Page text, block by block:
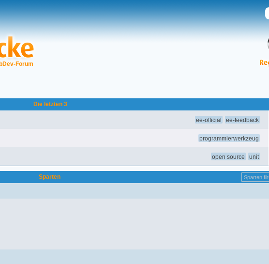
Forum
Die letzten 3
ee-official ee-feedback
programmierwerkzeug
open source unit
Sparten